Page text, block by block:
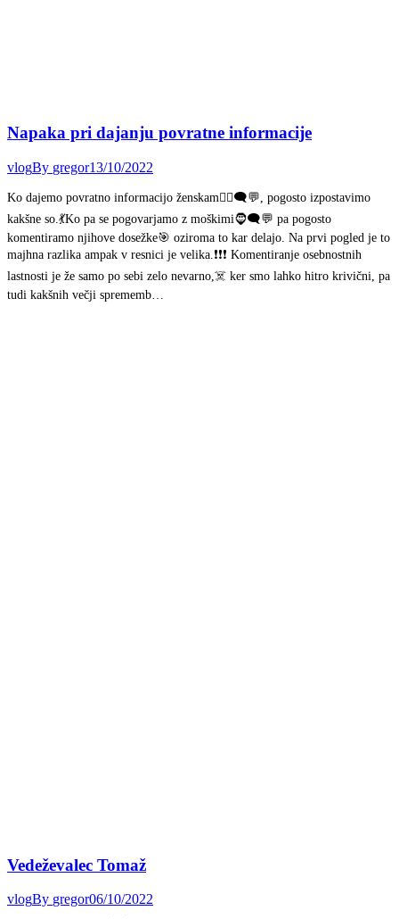
Napaka pri dajanju povratne informacije
vlogBy gregor13/10/2022
Ko dajemo povratno informacijo ženskam👱‍♀️🗨️💬, pogosto izpostavimo
kakšne so.💃Ko pa se pogovarjamo z moškimi🧔🗨️💬 pa pogosto
komentiramo njihove dosežke🎯 oziroma to kar delajo. Na prvi pogled je to
majhna razlika ampak v resnici je velika.❗❗❗ Komentiranje osebnostnih
lastnosti je že samo po sebi zelo nevarno,☠️ ker smo lahko hitro krivični, pa
tudi kakšnih večji sprememb…
Vedeževalec Tomaž
vlogBy gregor06/10/2022